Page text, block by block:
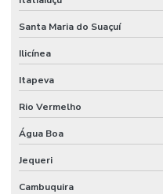
Santa Maria do Suaçuí
Ilicínea
Itapeva
Rio Vermelho
Água Boa
Jequeri
Cambuquira